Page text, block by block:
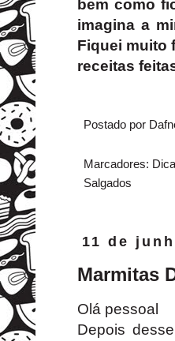
bem como
imagina a
Fiquei muito
receitas
Postado por
Marcadores:
Salgados
11 de
Marmitas
Olá pessoal
Depois